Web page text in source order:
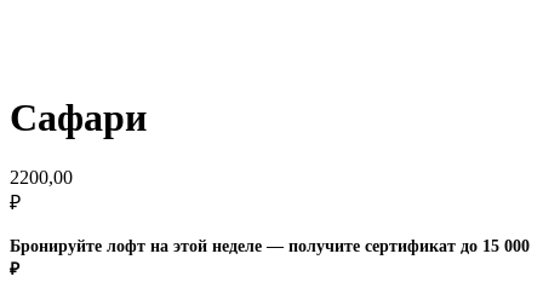
Сафари
2200,00
₽
Бронируйте лофт на этой неделе — получите сертификат до 15 000
₽